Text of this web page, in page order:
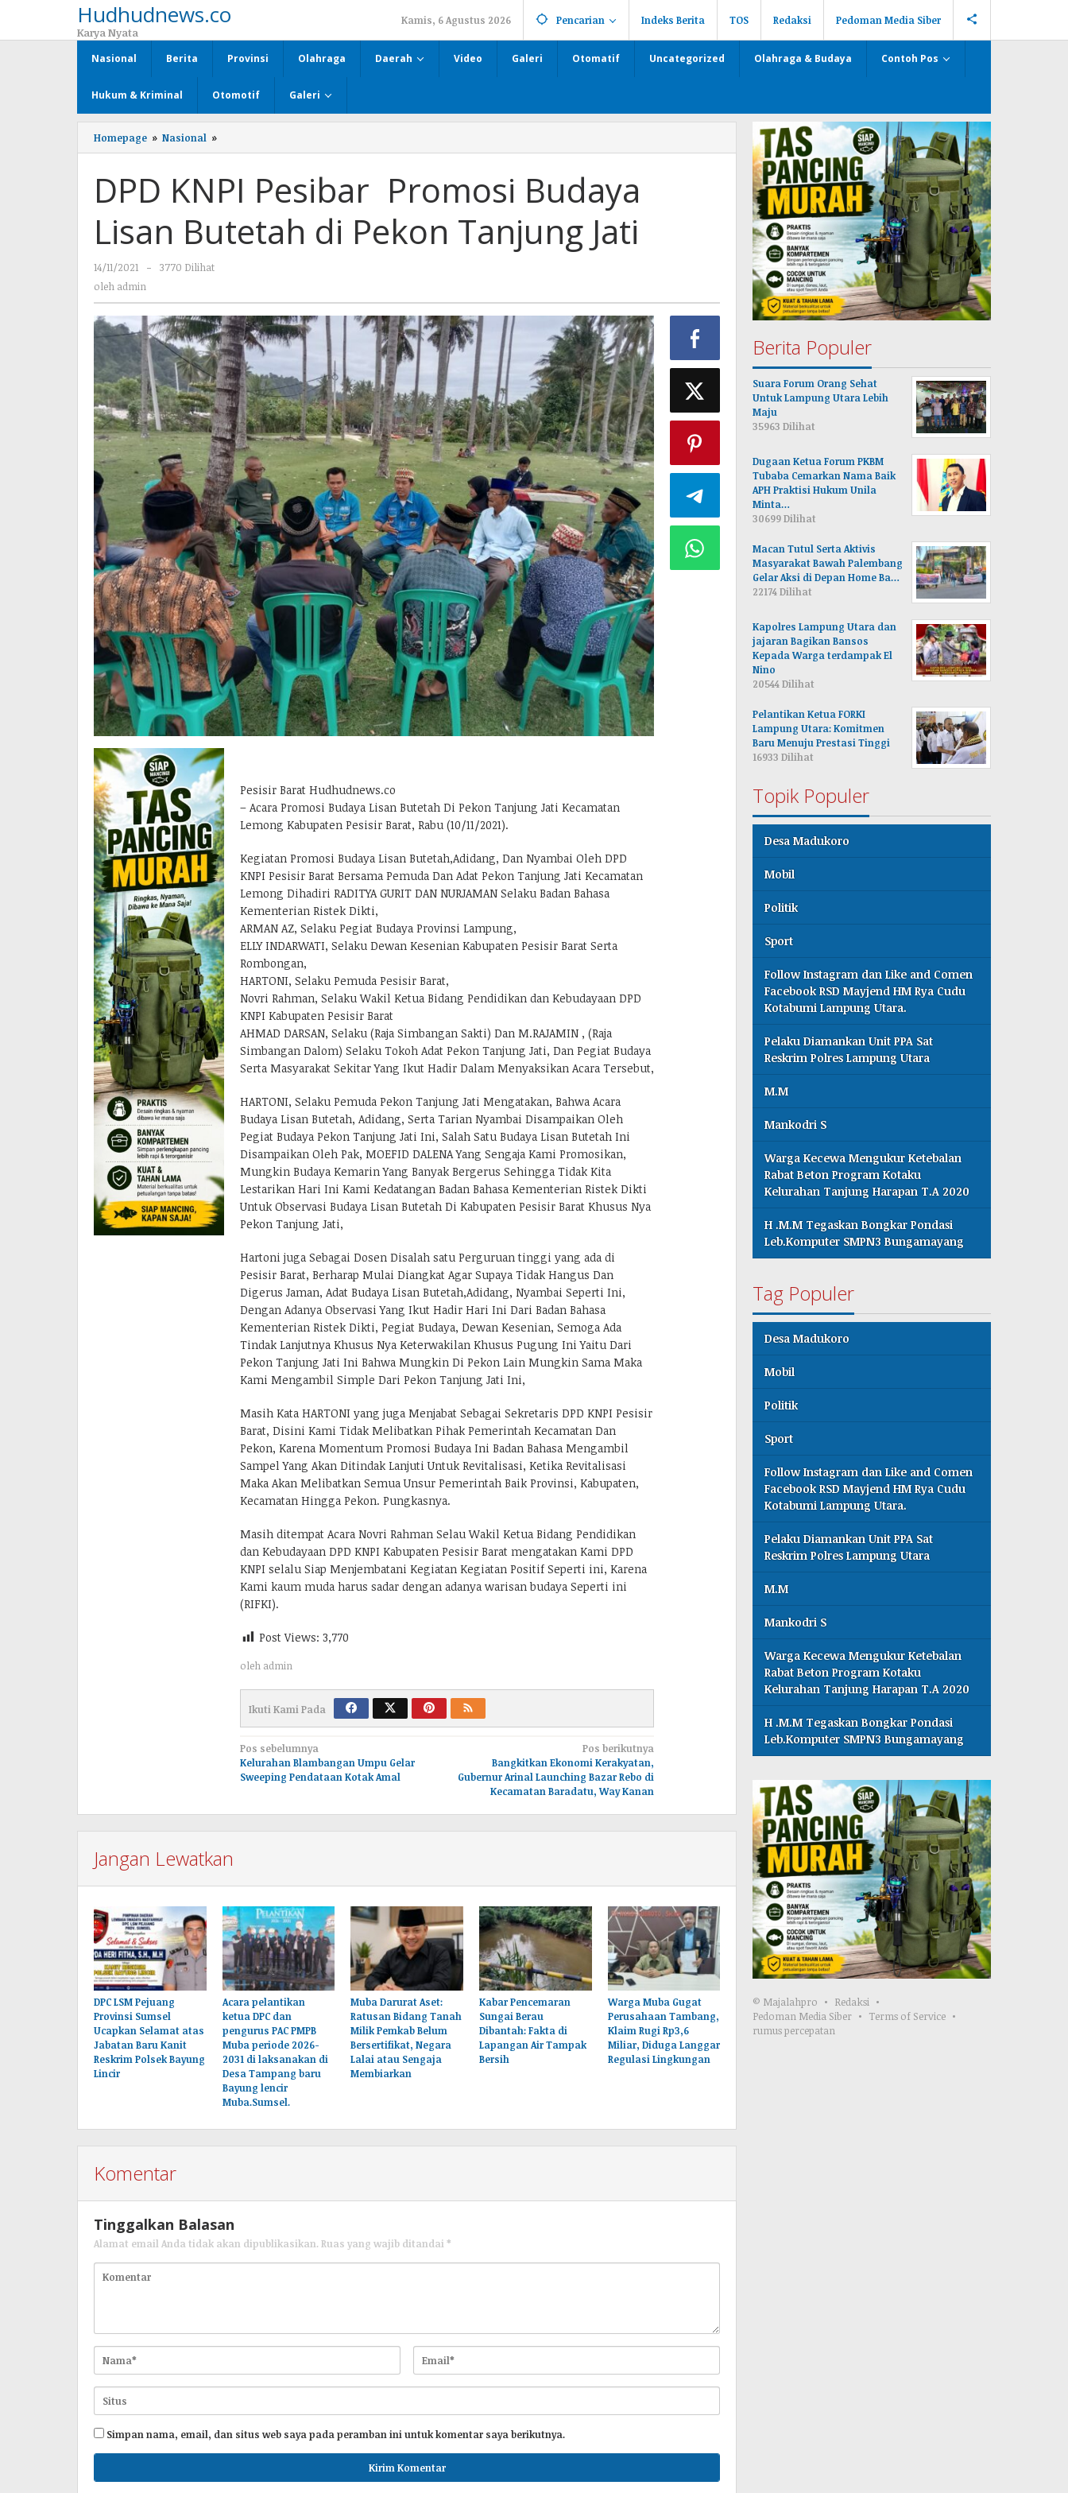
Hudhudnews.co
Karya Nyata
Kamis, 6 Agustus 2026 Pencarian Indeks Berita TOS Redaksi Pedoman Media Siber
Nasional Berita Provinsi Olahraga Daerah Video Galeri Otomatif Uncategorized Olahraga & Budaya Contoh Pos
Hukum & Kriminal Otomotif Galeri
Homepage » Nasional »
KNPI
Promosi
Budaya
Butetah
di
DPD KNPI Pesibar Promosi Budaya
Lisan Butetah di Pekon Tanjung Jati
14/11/2021
oleh
-
3770 Dilihat
oleh admin
Pesisir Barat Hudhudnews.co
– Acara Promosi Budaya Lisan Butetah Di Pekon Tanjung Jati Kecamatan
Lemong Kabupaten Pesisir Barat, Rabu (10/11/2021).
Kegiatan Promosi Budaya Lisan Butetah,Adidang, Dan Nyambai Oleh DPD
KNPI Pesisir Barat Bersama Pemuda Dan Adat Pekon Tanjung Jati Kecamatan
Lemong Dihadiri RADITYA GURIT DAN NURJAMAN Selaku Badan Bahasa
Kementerian Ristek Dikti,
ARMAN AZ, Selaku Pegiat Budaya Provinsi Lampung,
ELLY INDARWATI, Selaku Dewan Kesenian Kabupaten Pesisir Barat Serta
Rombongan,
HARTONI, Selaku Pemuda Pesisir Barat,
Novri Rahman, Selaku Wakil Ketua Bidang Pendidikan dan Kebudayaan DPD
KNPI Kabupaten Pesisir Barat
AHMAD DARSAN, Selaku (Raja Simbangan Sakti) Dan M.RAJAMIN , (Raja
Simbangan Dalom) Selaku Tokoh Adat Pekon Tanjung Jati, Dan Pegiat Budaya
Serta Masyarakat Sekitar Yang Ikut Hadir Dalam Menyaksikan Acara Tersebut,
HARTONI, Selaku Pemuda Pekon Tanjung Jati Mengatakan, Bahwa Acara
Budaya Lisan Butetah, Adidang, Serta Tarian Nyambai Disampaikan Oleh
Pegiat Budaya Pekon Tanjung Jati Ini, Salah Satu Budaya Lisan Butetah Ini
Disampaikan Oleh Pak, MOEFID DALENA Yang Sengaja Kami Promosikan,
Mungkin Budaya Kemarin Yang Banyak Bergerus Sehingga Tidak Kita
Lestarikan Hari Ini Kami Kedatangan Badan Bahasa Kementerian Ristek Dikti
Untuk Observasi Budaya Lisan Butetah Di Kabupaten Pesisir Barat Khusus Nya
Pekon Tanjung Jati,
Hartoni juga Sebagai Dosen Disalah satu Perguruan tinggi yang ada di
Pesisir Barat, Berharap Mulai Diangkat Agar Supaya Tidak Hangus Dan
Digerus Jaman, Adat Budaya Lisan Butetah,Adidang, Nyambai Seperti Ini,
Dengan Adanya Observasi Yang Ikut Hadir Hari Ini Dari Badan Bahasa
Kementerian Ristek Dikti, Pegiat Budaya, Dewan Kesenian, Semoga Ada
Tindak Lanjutnya Khusus Nya Keterwakilan Khusus Pugung Ini Yaitu Dari
Pekon Tanjung Jati Ini Bahwa Mungkin Di Pekon Lain Mungkin Sama Maka
Kami Mengambil Simple Dari Pekon Tanjung Jati Ini,
Masih Kata HARTONI yang juga Menjabat Sebagai Sekretaris DPD KNPI Pesisir
Barat, Disini Kami Tidak Melibatkan Pihak Pemerintah Kecamatan Dan
Pekon, Karena Momentum Promosi Budaya Ini Badan Bahasa Mengambil
Sampel Yang Akan Ditindak Lanjuti Untuk Revitalisasi, Ketika Revitalisasi
Maka Akan Melibatkan Semua Unsur Pemerintah Baik Provinsi, Kabupaten,
Kecamatan Hingga Pekon. Pungkasnya.
Masih ditempat Acara Novri Rahman Selau Wakil Ketua Bidang Pendidikan
dan Kebudayaan DPD KNPI Kabupaten Pesisir Barat mengatakan Kami DPD
KNPI selalu Siap Menjembatani Kegiatan Kegiatan Positif Seperti ini, Karena
Kami kaum muda harus sadar dengan adanya warisan budaya Seperti ini
(RIFKI).
Post Views: 3,770
oleh admin
Ikuti Kami Pada
Navigasi
pos
Pos sebelumnya
Kelurahan Blambangan Umpu Gelar
Sweeping Pendataan Kotak Amal
Pos berikutnya
Bangkitkan Ekonomi Kerakyatan,
Gubernur Arinal Launching Bazar Rebo di
Kecamatan Baradatu, Way Kanan
Jangan Lewatkan
DPC LSM Pejuang
Provinsi Sumsel
Ucapkan Selamat atas
Jabatan Baru Kanit
Reskrim Polsek Bayung
Lincir
Acara pelantikan
ketua DPC dan
pengurus PAC PMPB
Muba periode 2026-
2031 di laksanakan di
Desa Tampang baru
Bayung lencir
Muba.Sumsel.
Muba Darurat Aset:
Ratusan Bidang Tanah
Milik Pemkab Belum
Bersertifikat, Negara
Lalai atau Sengaja
Membiarkan
Kabar Pencemaran
Sungai Berau
Dibantah: Fakta di
Lapangan Air Tampak
Bersih
Warga Muba Gugat
Perusahaan Tambang,
Klaim Rugi Rp3,6
Miliar, Diduga Langgar
Regulasi Lingkungan
Komentar
Tinggalkan Balasan
Alamat email Anda tidak akan dipublikasikan. Ruas yang wajib ditandai *
Simpan nama, email, dan situs web saya pada peramban ini untuk komentar saya berikutnya.
Berita Populer
Suara Forum Orang Sehat
Untuk Lampung Utara Lebih
Maju
35963 Dilihat
Dugaan Ketua Forum PKBM
Tubaba Cemarkan Nama Baik
APH Praktisi Hukum Unila
Minta…
30699 Dilihat
Macan Tutul Serta Aktivis
Masyarakat Bawah Palembang
Gelar Aksi di Depan Home Ba…
22174 Dilihat
Kapolres Lampung Utara dan
jajaran Bagikan Bansos
Kepada Warga terdampak El
Nino
20544 Dilihat
Pelantikan Ketua FORKI
Lampung Utara: Komitmen
Baru Menuju Prestasi Tinggi
16933 Dilihat
Topik Populer
Desa Madukoro
Mobil
Politik
Sport
Follow Instagram dan Like and Comen
Facebook RSD Mayjend HM Rya Cudu
Kotabumi Lampung Utara.
Pelaku Diamankan Unit PPA Sat
Reskrim Polres Lampung Utara
M.M
Mankodri S
Warga Kecewa Mengukur Ketebalan
Rabat Beton Program Kotaku
Kelurahan Tanjung Harapan T.A 2020
H .M.M Tegaskan Bongkar Pondasi
Leb.Komputer SMPN3 Bungamayang
Tag Populer
Desa Madukoro
Mobil
Politik
Sport
Follow Instagram dan Like and Comen
Facebook RSD Mayjend HM Rya Cudu
Kotabumi Lampung Utara.
Pelaku Diamankan Unit PPA Sat
Reskrim Polres Lampung Utara
M.M
Mankodri S
Warga Kecewa Mengukur Ketebalan
Rabat Beton Program Kotaku
Kelurahan Tanjung Harapan T.A 2020
H .M.M Tegaskan Bongkar Pondasi
Leb.Komputer SMPN3 Bungamayang
© Majalahpro
Redaksi
Pedoman Media Siber
Terms of Service
rumus percepatan